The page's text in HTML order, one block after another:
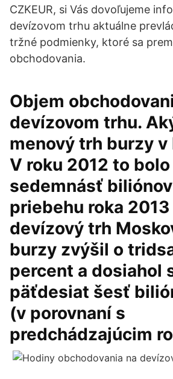
CZKEUR, si Vás dovoľujeme
devízovom trhu aktuálne
tržné podmienky, ktoré sa
obchodovania.
Objem
devízovom trhu.
menový trh burzy v
V roku 2012 to
sedemnásť
priebehu roka 2013
devízový trh
burzy zvýšil o
percent a dosiahol
päťdesiat šesť
(v porovnaní s
predchádzajúcim